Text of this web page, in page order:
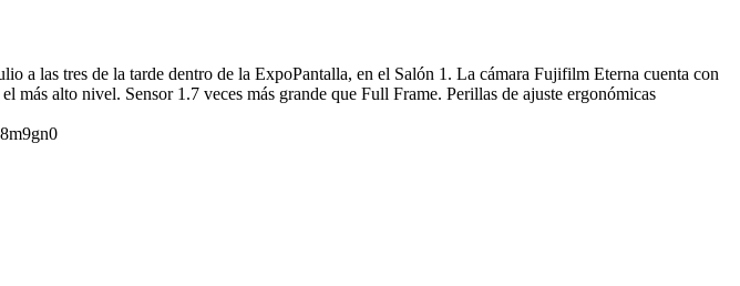
a las tres de la tarde dentro de la ExpoPantalla, en el Salón 1. La cámara Fujifilm Eterna cuenta con
más alto nivel. Sensor 1.7 veces más grande que Full Frame. Perillas de ajuste ergonómicas